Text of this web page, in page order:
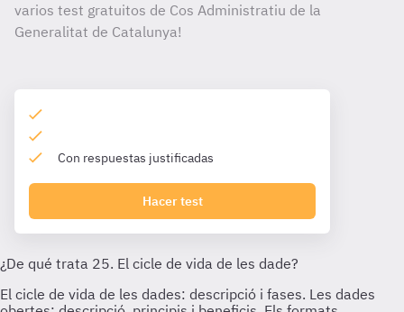
varios test gratuitos de Cos Administratiu de la
Generalitat de Catalunya!
Con respuestas justificadas
Hacer test